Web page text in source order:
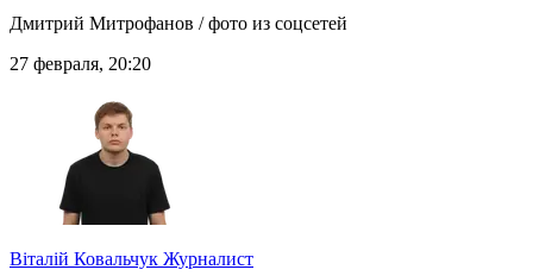
Дмитрий Митрофанов / фото из соцсетей
27 февраля, 20:20
Віталій Ковальчук Журналист